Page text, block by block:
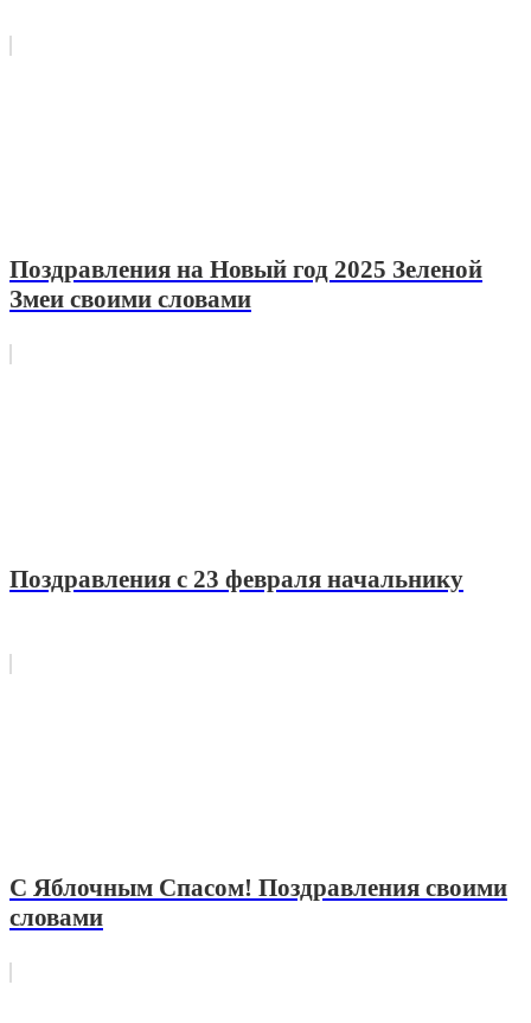
Поздравления на Новый год 2025 Зеленой
Змеи своими словами
Поздравления с 23 февраля начальнику
С Яблочным Спасом! Поздравления своими
словами